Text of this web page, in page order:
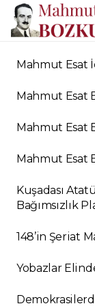
Mahmut Esat
Mahmut Esat
Mahmut Esat
Mahmut Esat
Kuşadası
Bağımsızlık
148’in Şeriat
Yobazlar